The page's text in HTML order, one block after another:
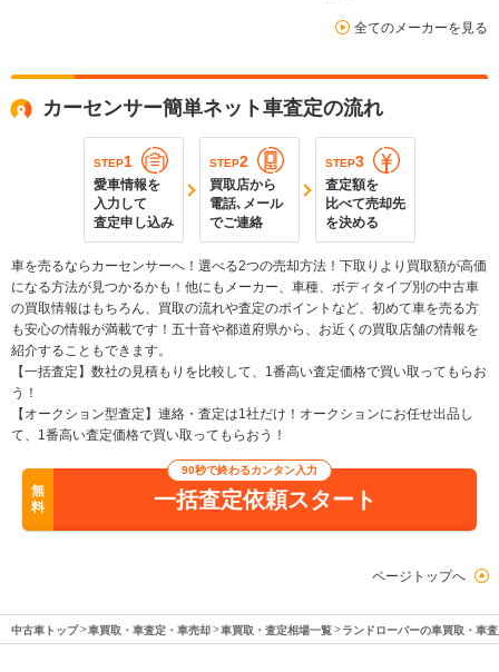
全てのメーカーを見る
カーセンサー簡単ネット車査定の流れ
STEP1
愛車情報を
入力して
査定申し込み
STEP2
買取店から
電話､メール
でご連絡
STEP3
査定額を
比べて売却先
を決める
車を売るならカーセンサーへ！選べる2つの売却方法！下取りより買取額が高価
になる方法が見つかるかも！他にもメーカー、車種、ボディタイプ別の中古車
の買取情報はもちろん、買取の流れや査定のポイントなど、初めて車を売る方
も安心の情報が満載です！五十音や都道府県から、お近くの買取店舗の情報を
紹介することもできます。
【一括査定】数社の見積もりを比較して、1番高い査定価格で買い取ってもらお
う！
【オークション型査定】連絡・査定は1社だけ！オークションにお任せ出品し
て、1番高い査定価格で買い取ってもらおう！
無
料
90秒で終わるカンタン入力
一括査定依頼スタート
ページトップへ
中古車トップ 車買取・車査定・車売却 車買取・査定相場一覧 ランドローバーの車買取・車